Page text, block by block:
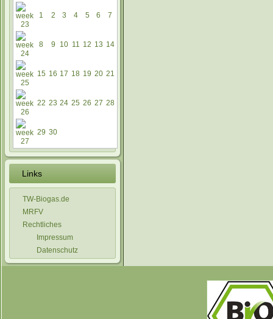
1 2 3 4 5 6 7
8 9 10 11 12 13 14
15 16 17 18 19 20 21
22 23 24 25 26 27 28
29 30
Links
TW-Biogas.de
MRFV
Rechtliches
Impressum
Datenschutz